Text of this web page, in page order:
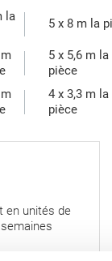
la
5 x 8 m la
5 x 5,6 m la
pièce
4 x 3,3 m la
pièce
en unités de